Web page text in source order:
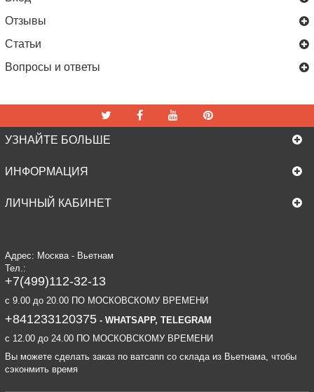
Отзывы
Статьи
Вопросы и ответы
УЗНАЙТЕ БОЛЬШЕ
ИНФОРМАЦИЯ
ЛИЧНЫЙ КАБИНЕТ
Адрес: Москва - Вьетнам
Тел.:
+7(499)112-32-13
c 9.00 до 20.00 ПО МОСКОВСКОМУ ВРЕМЕНИ
+841233120375- WHATSAPP, TELEGRAM
c 12.00 до 24.00 ПО МОСКОВСКОМУ ВРЕМЕНИ
Вы можете сделать заказ по ватсапп со склада из Вьетнама, чтобы
сэконмить время